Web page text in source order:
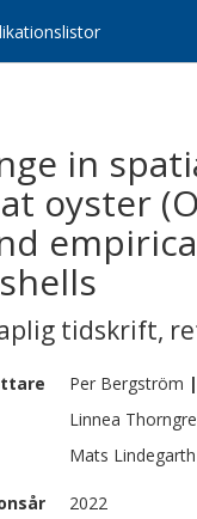
in
oyster
tidskrift,
Per Bergström |
Linnea
Mats Lindegarth
2022